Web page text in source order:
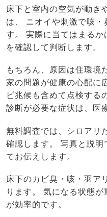
床下と室内の空気が動き
は、 ニオイや刺激で咳・
す。 実際に当てはまる
を確認して判断します。
もちろん、原因は住環境
家の問題が健康の心配に
ビ兆候も含めて点検す
診断が必要な症状は、医
無料調査では、シロアリ
確認します。 写真と説明
てお伝えします。
床下のカビ臭・咳・羽ア
ります。 気になる状態
が効率的です。